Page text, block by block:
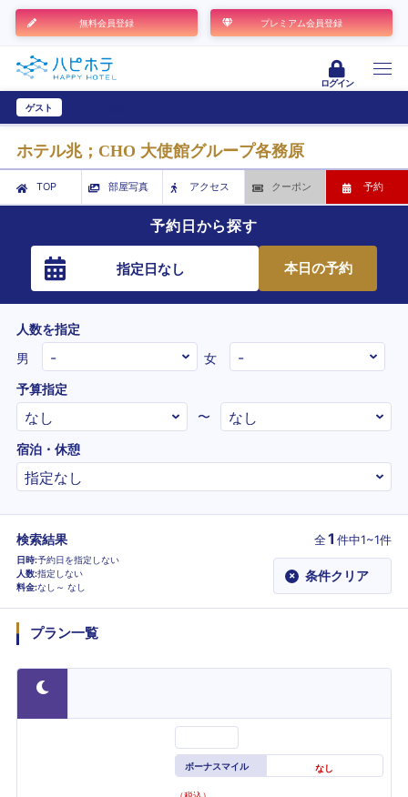
無料会員登録 プレミアム会員登録
ログイン
ゲスト
ホテル兆；CHO 大使館グループ各務原
TOP 部屋写真 アクセス クーポン 予約
予約日から探す
指定日なし 本日の予約
人数を指定
男
女
予算指定
〜
宿泊・休憩
検索結果 全1 件中1~1件
日時 予約日を指定しない
人数 指定しない
料金 なし～ なし
× 条件クリア
プラン一覧
ボーナスマイル なし